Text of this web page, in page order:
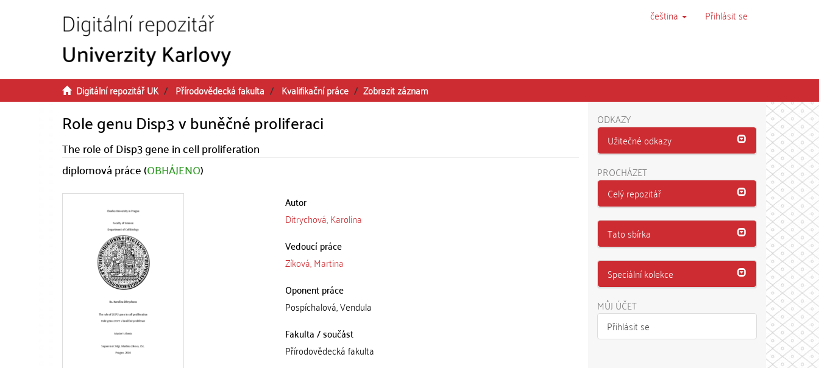
čeština Přihlásit se
Digitální repozitář UK Přírodovědecká fakulta Kvalifikační práce Zobrazit záznam
Role genu Disp3 v buněčné proliferaci
The role of Disp3 gene in cell proliferation
diplomová práce (OBHÁJENO)
Autor
Ditrychová, Karolína
Vedoucí práce
Zíková, Martina
Oponent práce
Pospíchalová, Vendula
Fakulta / součást
Přírodovědecká fakulta
ODKAZY
Užitečné odkazy
PROCHÁZET
Celý repozitář
Tato sbírka
Speciální kolekce
MŮJ ÚČET
Přihlásit se